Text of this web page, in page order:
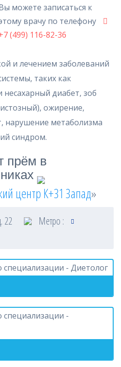
можете записаться к
врачу по телефону
(499) 116-82-36
и лечением заболеваний
таких как
несахарный диабет, зоб
ожирение,
нарушение метаболизма
синдром.
прём в
центр К+31 Запад»
22
Метро :
- Диетолог
-